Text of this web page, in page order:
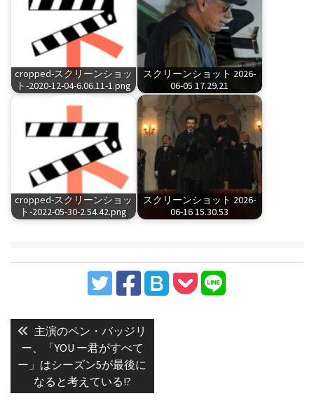
cropped-スクリーンショッ
ト-2020-12-04-6.06.11-1.png
スクリーンショット 2026-
06-05 17.29.21
cropped-スクリーンショッ
ト-2022-05-30-2.54.42.png
スクリーンショット 2026-
06-16 15.30.53
稿
ナ
ビ
Previous
post:
主演のペン・バッジリ
ー、「YOU ー君がすべて
ー」はシーズン5が最後に
なると考えている!?